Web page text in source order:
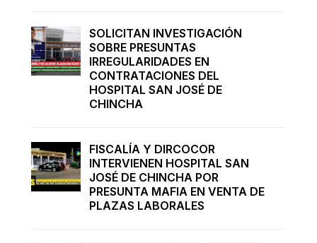
SOLICITAN INVESTIGACIÓN
SOBRE PRESUNTAS
IRREGULARIDADES EN
CONTRATACIONES DEL
HOSPITAL SAN JOSÉ DE
CHINCHA
FISCALÍA Y DIRCOCOR
INTERVIENEN HOSPITAL SAN
JOSÉ DE CHINCHA POR
PRESUNTA MAFIA EN VENTA DE
PLAZAS LABORALES